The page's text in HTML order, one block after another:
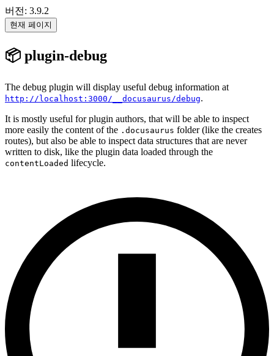
버전: 3.9.2
현재 페이지
📦 plugin-debug
The debug plugin will display useful debug information at
http://localhost:3000/__docusaurus/debug.
It is mostly useful for plugin authors, that will be able to inspect
more easily the content of the .docusaurus folder (like the creates
routes), but also be able to inspect data structures that are never
written to disk, like the plugin data loaded through the
contentLoaded lifecycle.